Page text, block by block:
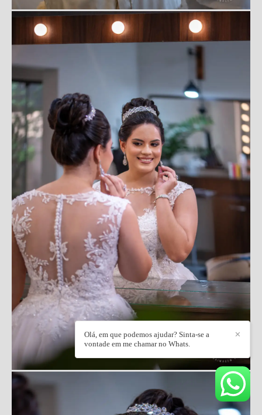
✕
Olá, em que podemos ajudar? Sinta-se a
vontade em me chamar no Whats.